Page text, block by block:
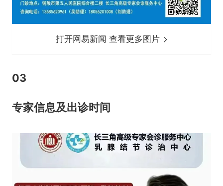
打开网易新闻 查看更多图片
03
专家信息及出诊时间